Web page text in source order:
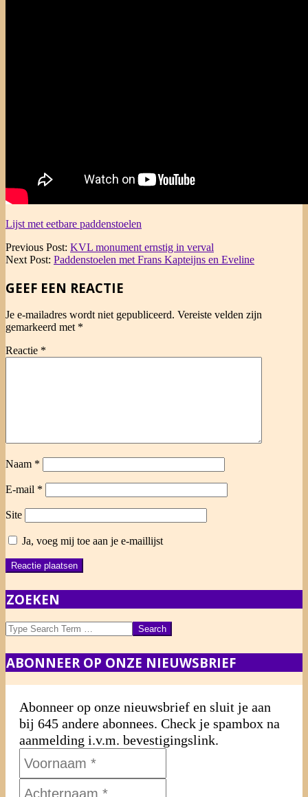
Lijst met eetbare paddenstoelen
2017-
10-
Previous Post: KVL monument ernstig in verval
Next Post: Paddenstoelen met Frans Kapteijns en Eveline
GEEF EEN REACTIE
Je e-mailadres wordt niet gepubliceerd. Vereiste velden zijn
gemarkeerd met *
Reactie *
Naam *
E-mail *
Site
Ja, voeg mij toe aan je e-maillijst
ZOEKEN
Search
ABONNEER OP ONZE NIEUWSBRIEF
Abonneer op onze nieuwsbrief en sluit je aan
bij 645 andere abonnees. Check je spambox na
aanmelding i.v.m. bevestigingslink.